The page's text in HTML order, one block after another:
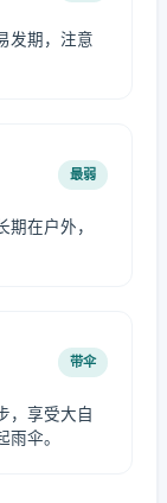
发期，注意
最弱
在户外，
带伞
，享受大自
伞。